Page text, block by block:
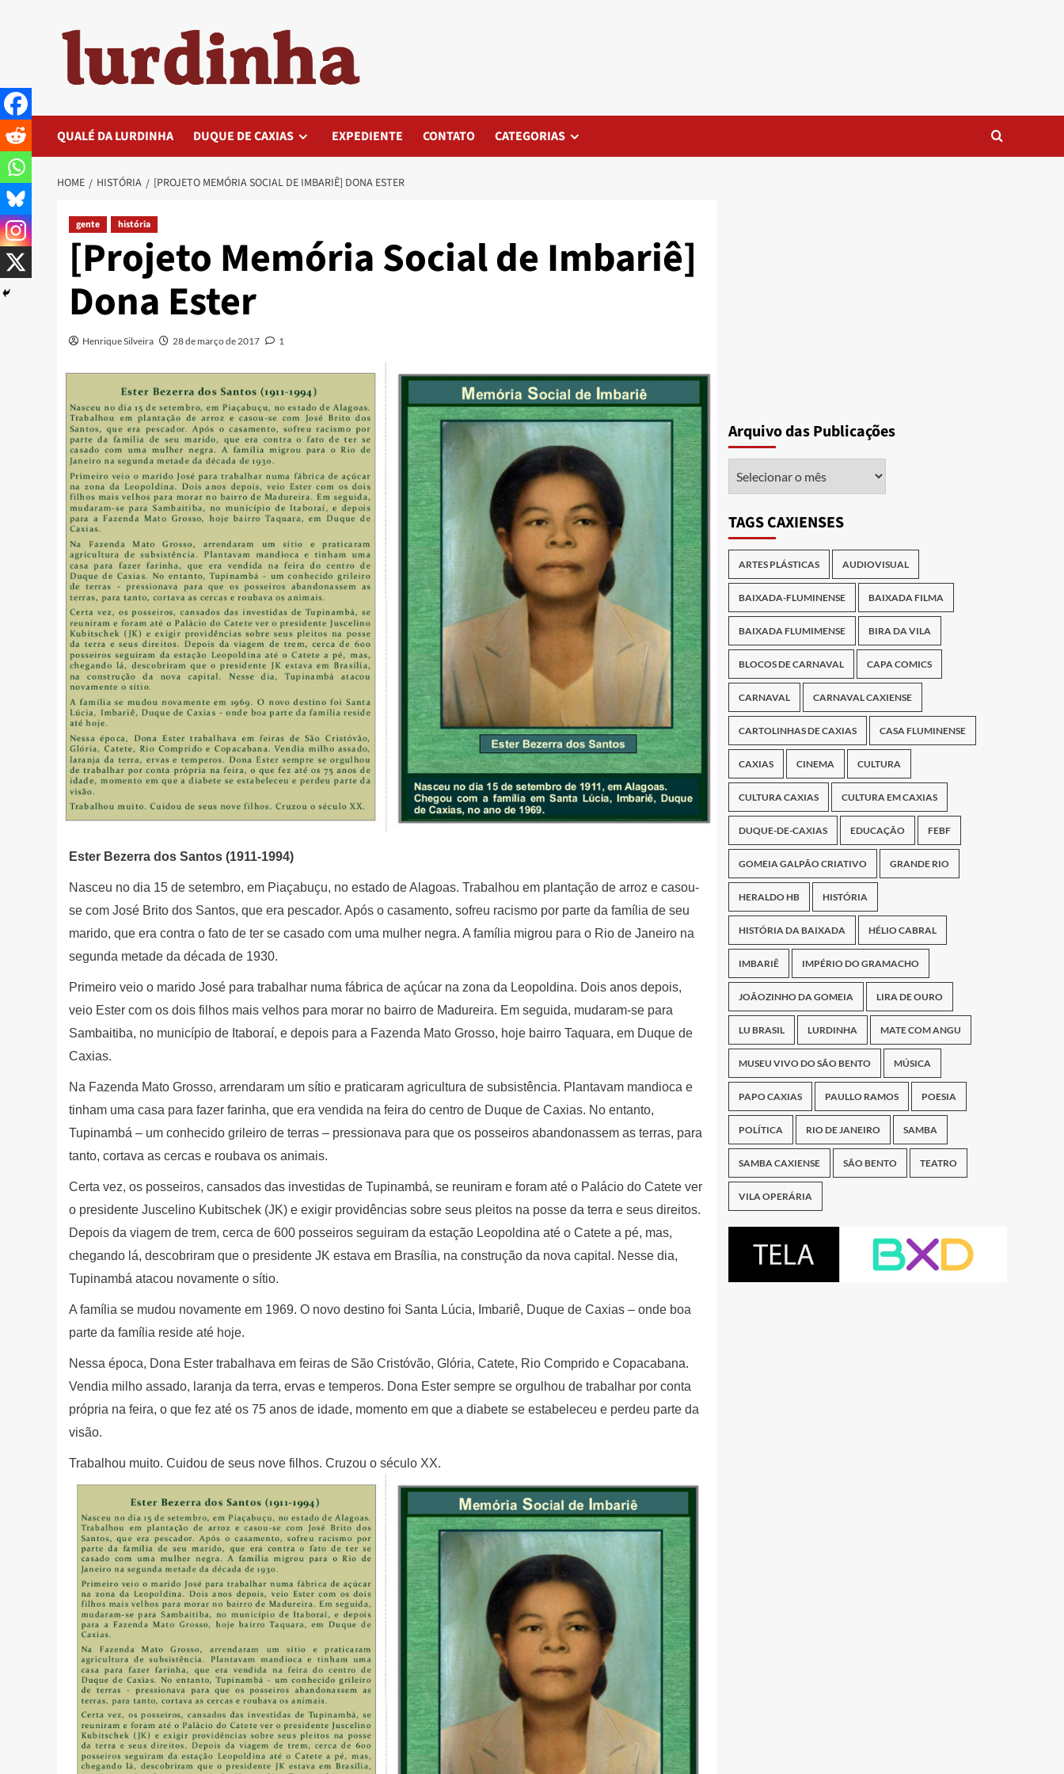
QUALÉ DA LURDINHA DUQUE DE CAXIAS EXPEDIENTE CONTATO CATEGORIAS
HOME HISTÓRIA [PROJETO MEMÓRIA SOCIAL DE IMBARIÊ] DONA ESTER
gente história
[Projeto Memória Social de Imbariê]
Dona Ester
Henrique Silveira 28 de março de 2017 1
Ester Bezerra dos Santos (1911-1994)
Nasceu no dia 15 de setembro, em Piaçabuçu, no estado de Alagoas. Trabalhou em plantação de arroz e casou-
se com José Brito dos Santos, que era pescador. Após o casamento, sofreu racismo por parte da família de seu
marido, que era contra o fato de ter se casado com uma mulher negra. A família migrou para o Rio de Janeiro na
segunda metade da década de 1930.
Primeiro veio o marido José para trabalhar numa fábrica de açúcar na zona da Leopoldina. Dois anos depois,
veio Ester com os dois filhos mais velhos para morar no bairro de Madureira. Em seguida, mudaram-se para
Sambaitiba, no município de Itaboraí, e depois para a Fazenda Mato Grosso, hoje bairro Taquara, em Duque de
Caxias.
Na Fazenda Mato Grosso, arrendaram um sítio e praticaram agricultura de subsistência. Plantavam mandioca e
tinham uma casa para fazer farinha, que era vendida na feira do centro de Duque de Caxias. No entanto,
Tupinambá – um conhecido grileiro de terras – pressionava para que os posseiros abandonassem as terras, para
tanto, cortava as cercas e roubava os animais.
Certa vez, os posseiros, cansados das investidas de Tupinambá, se reuniram e foram até o Palácio do Catete ver
o presidente Juscelino Kubitschek (JK) e exigir providências sobre seus pleitos na posse da terra e seus direitos.
Depois da viagem de trem, cerca de 600 posseiros seguiram da estação Leopoldina até o Catete a pé, mas,
chegando lá, descobriram que o presidente JK estava em Brasília, na construção da nova capital. Nesse dia,
Tupinambá atacou novamente o sítio.
A família se mudou novamente em 1969. O novo destino foi Santa Lúcia, Imbariê, Duque de Caxias – onde boa
parte da família reside até hoje.
Nessa época, Dona Ester trabalhava em feiras de São Cristóvão, Glória, Catete, Rio Comprido e Copacabana.
Vendia milho assado, laranja da terra, ervas e temperos. Dona Ester sempre se orgulhou de trabalhar por conta
própria na feira, o que fez até os 75 anos de idade, momento em que a diabete se estabeleceu e perdeu parte da
visão.
Trabalhou muito. Cuidou de seus nove filhos. Cruzou o século XX.
Arquivo das Publicações
TAGS CAXIENSES
ARTES PLÁSTICAS AUDIOVISUAL
BAIXADA-FLUMINENSE BAIXADA FILMA
BAIXADA FLUMIMENSE BIRA DA VILA
BLOCOS DE CARNAVAL CAPA COMICS
CARNAVAL CARNAVAL CAXIENSE
CARTOLINHAS DE CAXIAS CASA FLUMINENSE
CAXIAS CINEMA CULTURA
CULTURA CAXIAS CULTURA EM CAXIAS
DUQUE-DE-CAXIAS EDUCAÇÃO FEBF
GOMEIA GALPÃO CRIATIVO GRANDE RIO
HERALDO HB HISTÓRIA
HISTÓRIA DA BAIXADA HÉLIO CABRAL
IMBARIÊ IMPÉRIO DO GRAMACHO
JOÃOZINHO DA GOMEIA LIRA DE OURO
LU BRASIL LURDINHA MATE COM ANGU
MUSEU VIVO DO SÃO BENTO MÚSICA
PAPO CAXIAS PAULLO RAMOS POESIA
POLÍTICA RIO DE JANEIRO SAMBA
SAMBA CAXIENSE SÃO BENTO TEATRO
VILA OPERÁRIA